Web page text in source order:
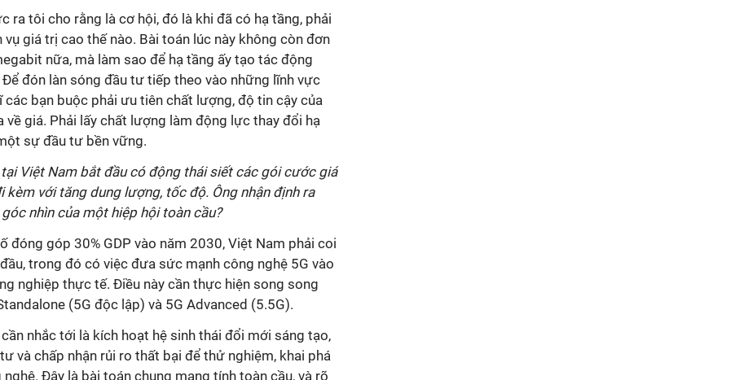
ra tôi cho rằng là cơ hội, đó là khi đã có hạ tầng, phải
giá trị cao thế nào. Bài toán lúc này không còn đơn
nữa, mà làm sao để hạ tầng ấy tạo tác động
đón làn sóng đầu tư tiếp theo vào những lĩnh vực
các bạn buộc phải ưu tiên chất lượng, độ tin cậy của
về giá. Phải lấy chất lượng làm động lực thay đổi hạ
sự đầu tư bền vững.
tại Việt Nam bắt đầu có động thái siết các gói cước giá
kèm với tăng dung lượng, tốc độ. Ông nhận định ra
nhìn của một hiệp hội toàn cầu?
đóng góp 30% GDP vào năm 2030, Việt Nam phải coi
trong đó có việc đưa sức mạnh công nghệ 5G vào
nghiệp thực tế. Điều này cần thực hiện song song
(5G độc lập) và 5G Advanced (5.5G).
nhắc tới là kích hoạt hệ sinh thái đổi mới sáng tạo,
và chấp nhận rủi ro thất bại để thử nghiệm, khai phá
Đây là bài toán chung mang tính toàn cầu, và rõ